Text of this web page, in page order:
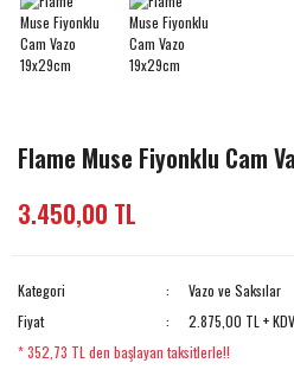
Flame Muse Fiyonklu Cam
3.450,00 TL
Kategori
Vazo ve Saksılar
Fiyat
2.875,00 TL + KDV
* 352,73 TL den başlayan taksitlerle!!